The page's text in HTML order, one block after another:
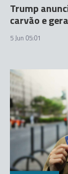
Trump
carvão e
5 Jun 05:01